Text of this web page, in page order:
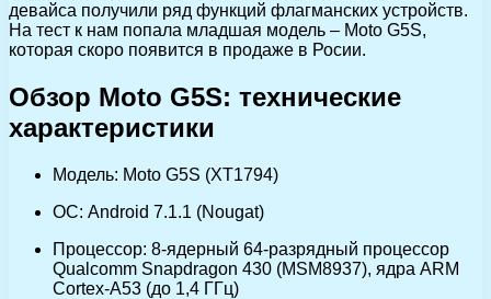
девайса получили ряд функций флагманских устройств.
На тест к нам попала младшая модель – Moto G5S,
которая скоро появится в продаже в Росии.
Обзор Moto G5S: технические
характеристики
Модель: Moto G5S (XT1794)
ОС: Android 7.1.1 (Nougat)
Процессор: 8-ядерный 64-разрядный процессор
Qualcomm Snapdragon 430 (MSM8937), ядра ARM
Cortex-A53 (до 1,4 ГГц)